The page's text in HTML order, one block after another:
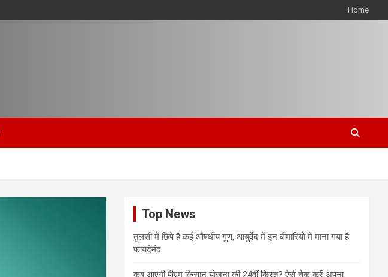
Home
Top News
तुलसी में छिपे हैं कई औषधीय गुण, आयुर्वेद में इन बीमारियों में माना गया है
फायदेमंद
कब आएगी पीएम किसान योजना की 24वीं किस्त? ऐसे चेक करें अपना